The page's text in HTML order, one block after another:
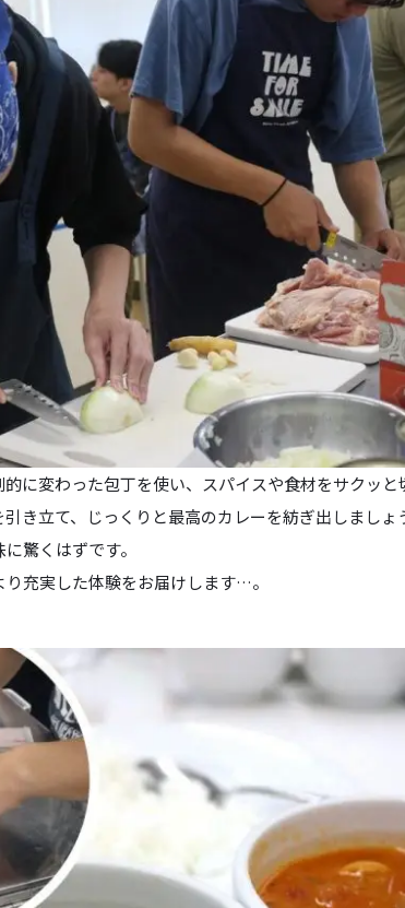
に変わった包丁を使い、スパイスや食材をサクッと
き立て、じっくりと最高のカレーを紡ぎ出しまし
驚くはずです。
充実した体験をお届けします…。